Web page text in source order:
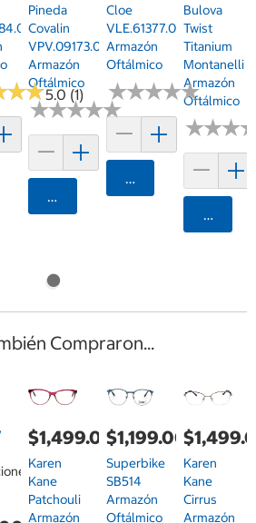
★★
★★5.0 (1)
Pineda
Covalin
VPV.09173.0GRN.54
Armazón
Oftálmico
★★★★★
★★★★★
Agregar
Cloe
VLE.61377.0RED.54
Armazón
Oftálmico
★★★★★
★★★★★
Agregar
Bulova
Twist
Titanium
Montanelli
Armazón
Oftálmico
★★★
★★★
Compraron...
$1,499.00
Karen
Kane
Patchouli
Armazón
$1,199.00
Superbike
SB514
Armazón
Oftálmico
Karen
Kane
Cirrus
Armazón